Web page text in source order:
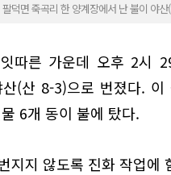
덕면 죽곡리 한 양계장에서 난 불이 야
따른 가운데 오후 2시
(산 8-3)으로 번졌다.
6개 동이 불에 탔다.
지지 않도록 진화 작업에